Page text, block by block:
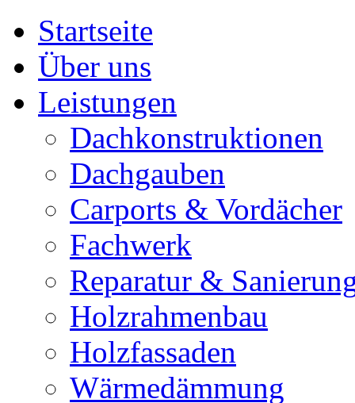
Startseite
Über uns
Leistungen
Dachkonstruktionen
Dachgauben
Carports & Vordächer
Fachwerk
Reparatur &
Holzrahmenbau
Holzfassaden
Wärmedämmung